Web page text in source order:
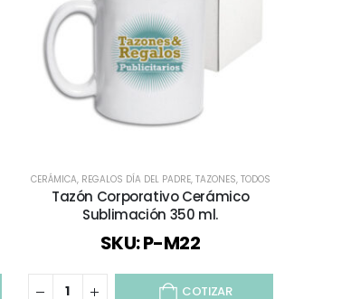
CERÁMICA, REGALOS DÍA DEL PADRE, TAZONES, TODOS
Tazón Corporativo Cerámico
Sublimación 350 ml.
SKU: P-M22
COTIZAR